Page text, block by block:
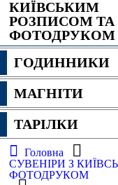
ГОДИННИКИ
МАГНІТИ
ТАРІЛКИ
Головна
СУВЕНІРИ З
ФОТОДРУКОМ